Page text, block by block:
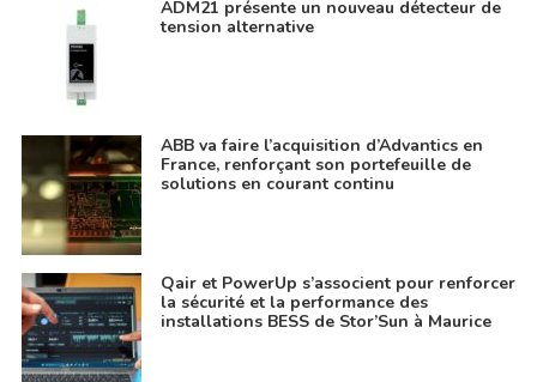
ADM21 présente un nouveau détecteur de
tension alternative
ABB va faire l’acquisition d’Advantics en
France, renforçant son portefeuille de
solutions en courant continu
Qair et PowerUp s’associent pour renforcer
la sécurité et la performance des
installations BESS de Stor’Sun à Maurice